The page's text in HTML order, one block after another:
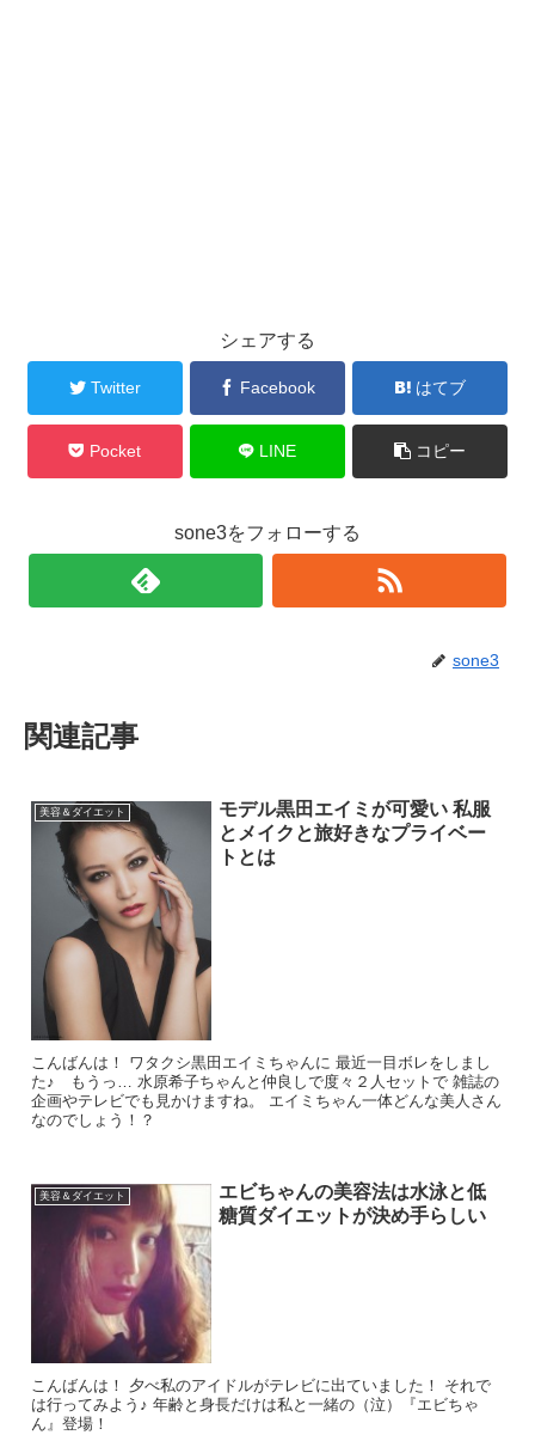
シェアする
Twitter Facebook はてブ
Pocket LINE コピー
sone3をフォローする
sone3
関連記事
美容＆ダイエット
モデル黒田エイミが可愛い 私服
とメイクと旅好きなプライベー
トとは
こんばんは！ ワタクシ黒田エイミちゃんに 最近一目ボレをしまし
た♪ もうっ… 水原希子ちゃんと仲良しで度々２人セットで 雑誌の
企画やテレビでも見かけますね。 エイミちゃん一体どんな美人さん
なのでしょう！？
美容＆ダイエット
エビちゃんの美容法は水泳と低
糖質ダイエットが決め手らしい
こんばんは！ 夕べ私のアイドルがテレビに出ていました！ それで
は行ってみよう♪ 年齢と身長だけは私と一緒の（泣）『エビちゃ
ん』登場！